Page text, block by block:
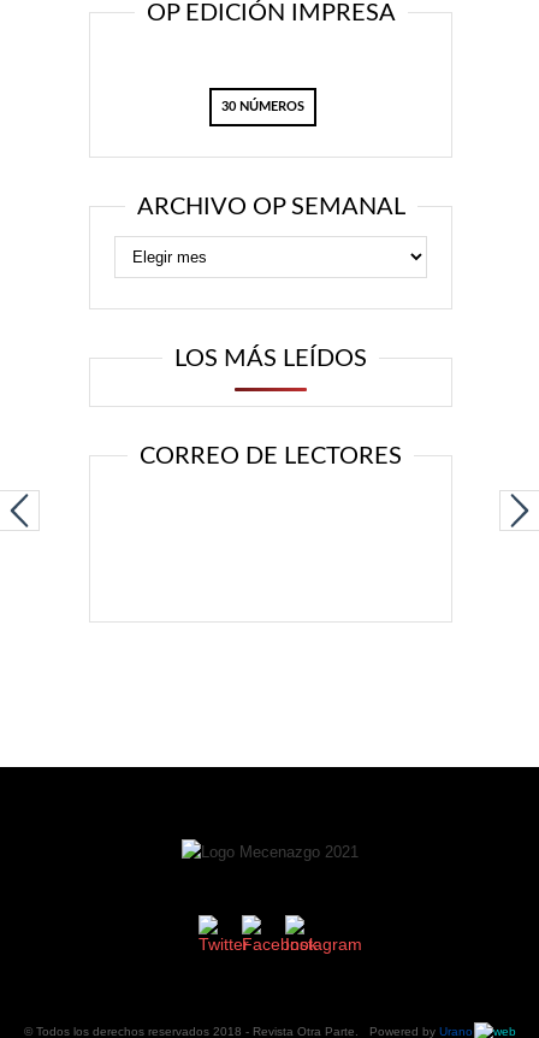
OP EDICIÓN IMPRESA
30 NÚMEROS
ARCHIVO OP SEMANAL
LOS MÁS LEÍDOS
CORREO DE LECTORES
© Todos los derechos reservados 2018 - Revista Otra Parte . Powered by Urano web